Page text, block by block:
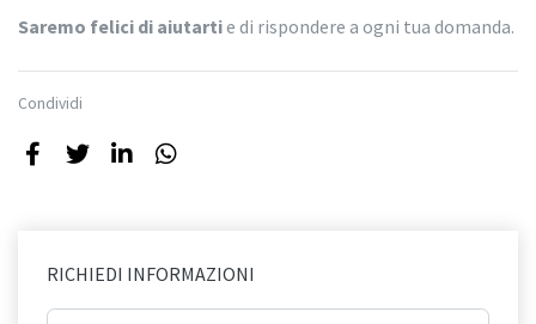
Saremo felici di aiutartie di rispondere a ogni tua domanda.
Condividi
RICHIEDI INFORMAZIONI